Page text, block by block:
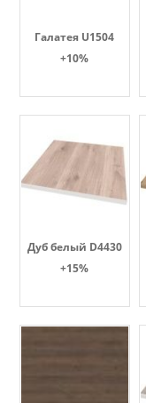
Галатея U1504
+10%
Дуб белый D4430
+15%